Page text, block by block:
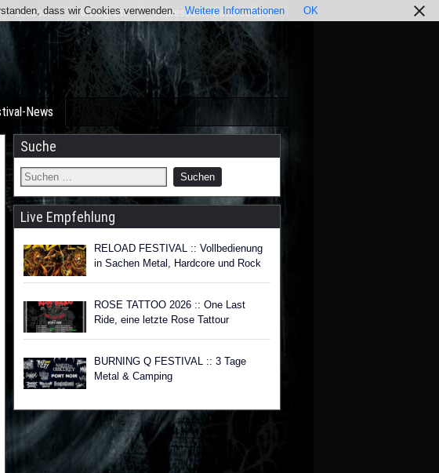
Facebook Instagram Impressum / Datenschutz
News
Suche
Live Empfehlung
RELOAD FESTIVAL :: Vollbedienung
in Sachen Metal, Hardcore und Rock
ROSE TATTOO 2026 :: One Last
Ride, eine letzte Rose Tattour
BURNING Q FESTIVAL :: 3 Tage
Metal & Camping
dass wir Cookies verwenden. Weitere Informationen OK